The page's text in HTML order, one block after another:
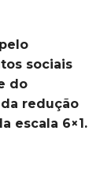
sociais
do
redução
escala 6×1.